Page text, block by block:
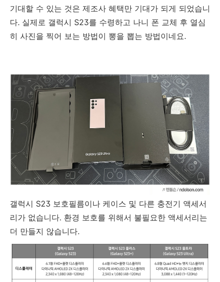
기대할 수 있는 것은 제조사 혜택만 기대가 되게 되었습니
다. 실제로 갤럭시 S23를 수령하고 나니 폰 교체 후 열심
히 사진을 찍어 보는 방법이 뽕을 뽑는 방법이네요.
갤럭시 S23 보호필름이나 케이스 및 다른 충전기 액세서
리가 없습니다. 환경 보호를 위해서 불필요한 액세서리는
더 만들지 않습니다.